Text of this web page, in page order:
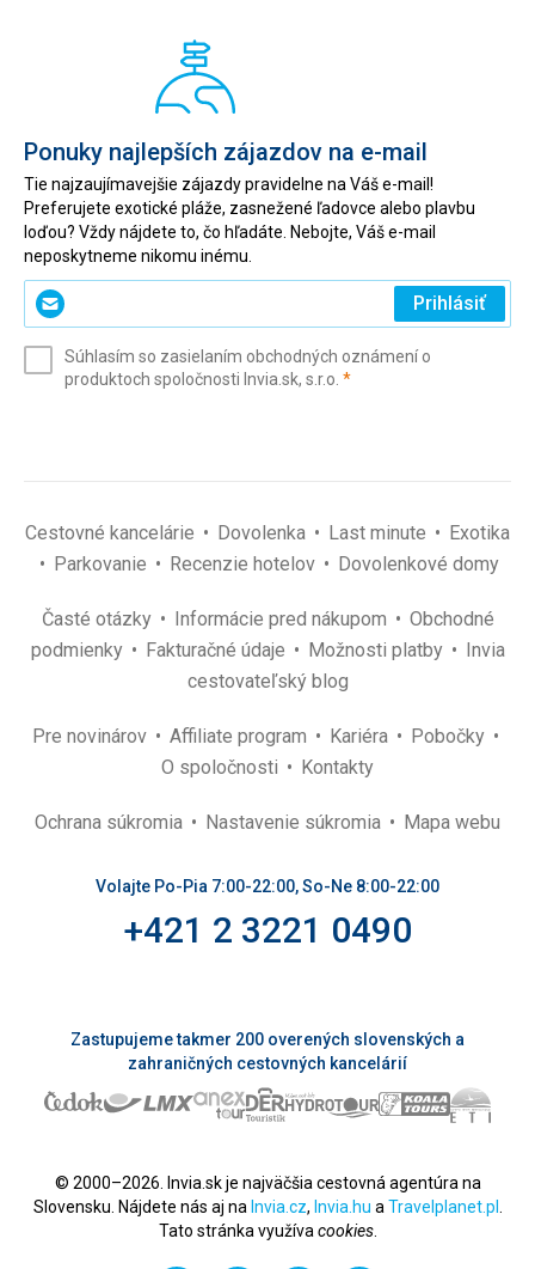
Ponuky najlepších zájazdov na e-mail
Tie najzaujímavejšie zájazdy pravidelne na Váš e-mail!
Preferujete exotické pláže, zasnežené ľadovce alebo plavbu
loďou? Vždy nájdete to, čo hľadáte. Nebojte, Váš e-mail
neposkytneme nikomu inému.
Zadajte
svoj
(povinné)
Prihlásiť
Súhlasím so zasielaním obchodných oznámení o
produktoch spoločnosti Invia.sk, s.r.o. *(povinné)
Cestovné kancelárie Dovolenka Last minute
Exotika
Parkovanie
Recenzie hotelov Dovolenkové domy
Časté otázky Informácie pred nákupom
Obchodné
podmienky
Fakturačné údaje Možnosti platby
Invia
cestovateľský blog
Pre novinárov Affiliate program Kariéra
Pobočky
O spoločnosti
Kontakty
Ochrana súkromia Nastavenie súkromia Mapa webu
Volajte Po-Pia 7:00-22:00, So-Ne 8:00-22:00
+421 2 3221 0490
Zastupujeme takmer 200 overených slovenských a
zahraničných cestovných kancelárií
© 2000–2026. Invia.sk je najväčšia cestovná agentúra na
Slovensku. Nájdete nás aj na Invia.cz, Invia.hu a Travelplanet.pl
Tato stránka využíva cookies.